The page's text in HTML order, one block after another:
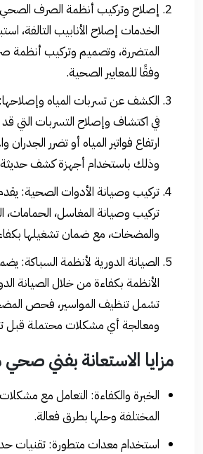
إصلاح وتركيب أنظمة الصرف
الخدمات إصلاح الأنابيب التالفة،
المتضررة، وتصميم وتركيب أنظمة
وفقًا للمعايير الصحية.
الكشف عن تسربات المياه
في اكتشاف وإصلاح التسربات التي
ارتفاع فواتير المياه أو تضرر الجدران
وذلك باستخدام أجهزة كشف
تركيب وصيانة الأدوات الصحية:
تركيب وصيانة المغاسل، الحمامات،
والمضخات، مع ضمان تشغيلها
الصيانة الدورية لأنظمة السباكة:
الأنظمة بكفاءة من خلال الصيانة
تشمل تنظيف المواسير، فحص
ومعالجة أي مشكلات محتملة قبل
مزايا الاستعانة بفني
الخبرة والكفاءة: التعامل مع
المختلفة وحلها بطرق فعالة.
استخدام معدات متطورة: تقنيات